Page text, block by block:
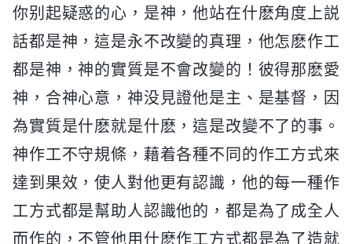
你别起疑惑的心，是神，他站在什麽角度上説
話都是神，這是永不改變的真理，他怎麽作工
都是神，神的實質是不會改變的！彼得那麽愛
神，合神心意，神没見證他是主、是基督，因
為實質是什麽就是什麽，這是改變不了的事。
神作工不守規條，藉着各種不同的作工方式來
達到果效，使人對他更有認識，他的每一種作
工方式都是幫助人認識他的，都是為了成全人
而作的，不管他用什麽作工方式都是為了造就